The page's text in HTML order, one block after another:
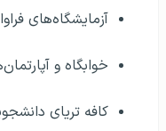
آزمایشگاه‌های
خوابگاه و
کافه تریای